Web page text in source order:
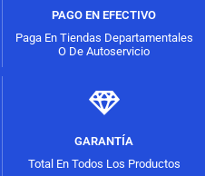
PAGO EN EFECTIVO
Paga En Tiendas Departamentales
O De Autoservicio
GARANTÍA
Total En Todos Los Productos